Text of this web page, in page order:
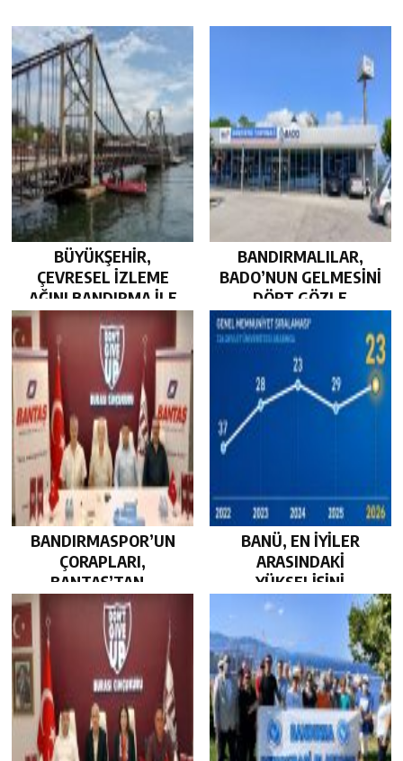
BÜYÜKŞEHİR,
ÇEVRESEL İZLEME
AĞINI BANDIRMA İLE
GÜÇLENDİRDİ…
BANDIRMALILAR,
BADO’NUN GELMESİNİ
DÖRT GÖZLE
BEKLİYOR…
BANDIRMASPOR’UN
ÇORAPLARI,
BANTAŞ’TAN…
BANÜ, EN İYİLER
ARASINDAKİ
YÜKSELİŞİNİ
SÜRDÜRDÜ…